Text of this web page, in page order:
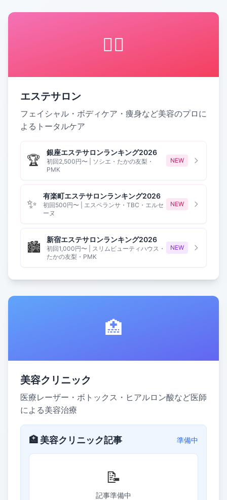
💆‍♀️
エステサロン
フェイシャル・ボディケア・痩身など美容のプロに
よるトータルケア
🏆
銀座エステサロンランキング2026
初回2,500円〜 | ソシエ・たかの友梨・
PMK
NEW
✨
有楽町エステサロンランキング2026
初回500円〜 | エスペランサ・TBC・エルセ
ーヌ
NEW
🏙️
新宿エステサロンランキング2026
初回1,000円〜 | スリムビューティハウス・
たかの友梨・PMK
NEW
🏥
美容クリニック
医療レーザー・ボトックス・ヒアルロン酸など医師
による美容治療
🏥 美容クリニック記事 準備中
📝
記事準備中